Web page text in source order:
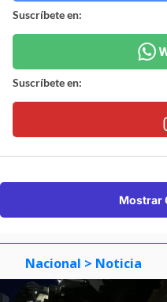
Suscríbete en:
Suscríbete en:
Mostrar
Nacional > Noticia